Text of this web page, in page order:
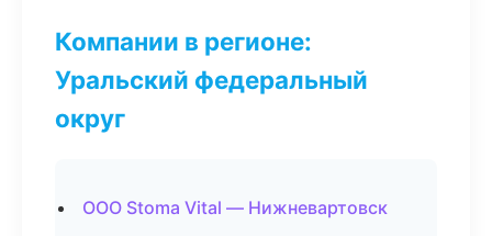
Компании в регионе:
Уральский федеральный
округ
ООО Stoma Vital — Нижневартовск